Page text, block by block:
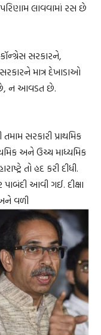
લાવવામાં રસ છે
સરકારને,
માત્ર દેખાડાઓ
છે, ન આવડત છે.
સરકારી પ્રાથમિક
અને ઉચ્ચ માધ્યમિક
તો હદ કરી દીધી.
આવી ગઈ. દીક્ષા
વળી